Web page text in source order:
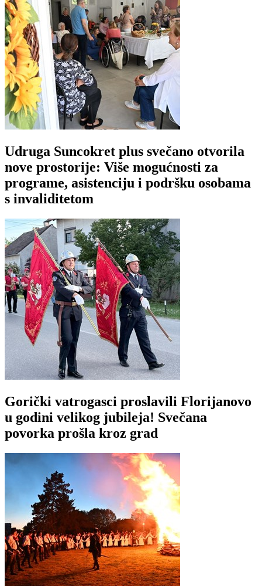
Udruga Suncokret plus svečano otvorila
nove prostorije: Više mogućnosti za
programe, asistenciju i podršku osobama
s invaliditetom
Gorički vatrogasci proslavili Florijanovo
u godini velikog jubileja! Svečana
povorka prošla kroz grad